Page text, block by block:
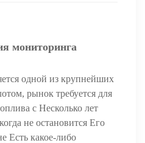
мониторинга
одной из крупнейших
рынок требуется для
с Несколько лет
не остановится Его
Есть какое-либо